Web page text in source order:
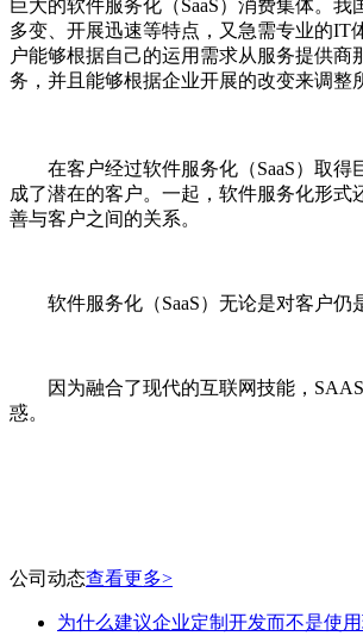
巨大的软件服务化（SaaS）消费集体。
多变、开展迅速等特点，又急需专业的IT
户能够根据自己的运用需求从服务提供
务，并且能够根据企业开展的改变来调整
在客户经过软件服务化（SaaS）取得
成了潜在的客户。一起，软件服务化形
善与客户之间的关系。
软件服务化（SaaS）无论是对客户仍
因为融合了现代的互联网技能，SAAS
惑。
公司动态查看更多>
为什么建议企业定制开发而不是使